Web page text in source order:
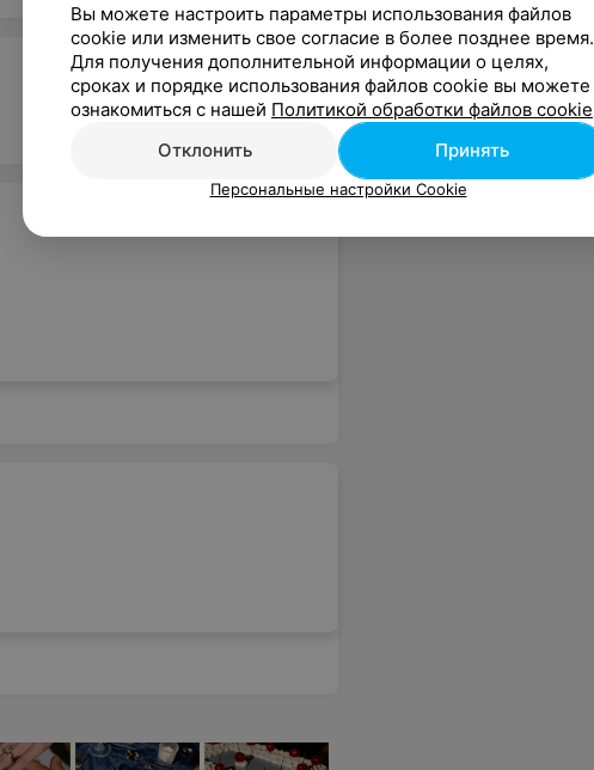
Вы можете настроить параметры использования файлов
cookie или изменить свое согласие в более позднее время.
Для получения дополнительной информации о целях,
сроках и порядке использования файлов cookie вы можете
ознакомиться с нашей Политикой обработки файлов cookie
Отклонить
Принять
Персональные настройки Cookie